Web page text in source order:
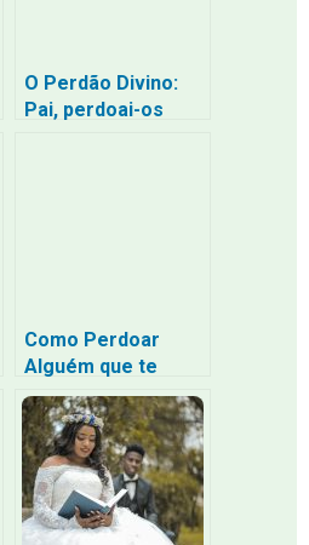
O Perdão Divino:
Pai, perdoai-os
Como Perdoar
Alguém que te
Machucou Muito:
Um Guia Passo a
Passo Baseado na
Bíblia